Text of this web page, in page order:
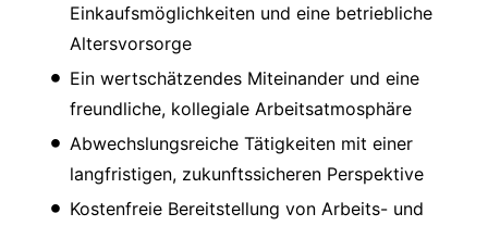
Einkaufsmöglichkeiten und eine betriebliche
Altersvorsorge
Ein wertschätzendes Miteinander und eine
freundliche, kollegiale Arbeitsatmosphäre
Abwechslungsreiche Tätigkeiten mit einer
langfristigen, zukunftssicheren Perspektive
Kostenfreie Bereitstellung von Arbeits- und